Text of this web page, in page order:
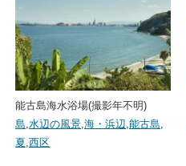
能古島海水浴場(撮影年不明)
島,水辺の風景,海・浜辺,能古島,
夏,西区